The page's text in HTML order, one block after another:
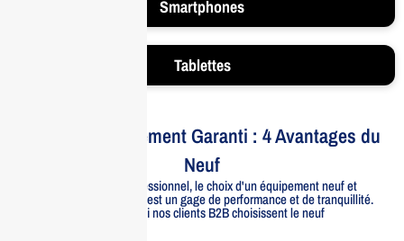
Smartphones
Tablettes
Votre Investissement Garanti : 4 Avantages du
Neuf
Pour un usage professionnel, le choix d'un équipement neuf et
officiellement distribué est un gage de performance et de tranquillité.
Voici pourquoi nos clients B2B choisissent le neuf